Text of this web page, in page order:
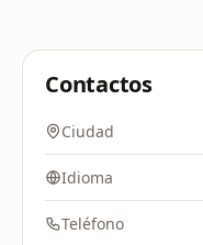
Contactos
Ciudad
Idioma
Teléfono